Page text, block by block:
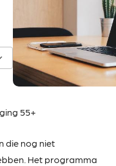
Outlook Live
55+
die nog niet
Het programma